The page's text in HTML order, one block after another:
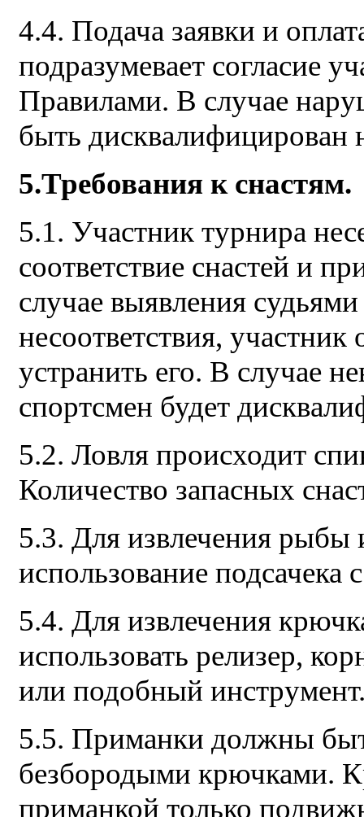
4.4. Подача заявки и
подразумевает согласие
Правилами. В случае
быть дисквалифицирован
5.Требования к снастям.
5.1. Участник турнира
соответствие снастей и
случае выявления
несоответствия, участник
устранить его. В случае
спортсмен будет
5.2. Ловля происходит
Количество запасных
5.3. Для извлечения рыбы
использование подсачека
5.4. Для извлечения
использовать релизер,
или подобный
5.5. Приманки должны
безбородыми крючками.
приманкой только